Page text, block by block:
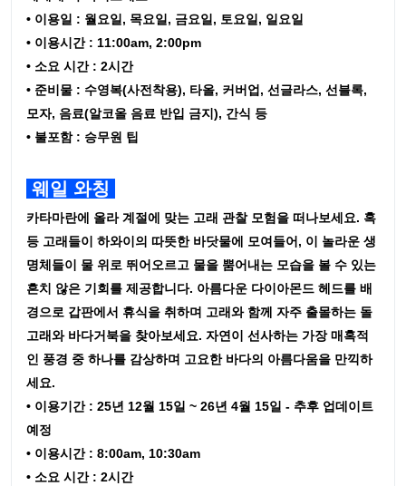
• 이용일 : 월요일, 목요일, 금요일, 토요일, 일요일
• 이용시간 : 11:00am, 2:00pm
• 소요 시간 : 2시간
• 준비물 : 수영복(사전착용), 타올, 커버업, 선글라스, 선블록,
모자, 음료(알코올 음료 반입 금지), 간식 등
• 불포함 : 승무원 팁
웨일 와칭
카타마란에 올라 계절에 맞는 고래 관찰 모험을 떠나보세요. 혹
등 고래들이 하와이의 따뜻한 바닷물에 모여들어, 이 놀라운 생
명체들이 물 위로 뛰어오르고 물을 뿜어내는 모습을 볼 수 있는
흔치 않은 기회를 제공합니다. 아름다운 다이아몬드 헤드를 배
경으로 갑판에서 휴식을 취하며 고래와 함께 자주 출몰하는 돌
고래와 바다거북을 찾아보세요. 자연이 선사하는 가장 매혹적
인 풍경 중 하나를 감상하며 고요한 바다의 아름다움을 만끽하
세요.
• 이용기간 : 25년 12월 15일 ~ 26년 4월 15일 - 추후 업데이트
예정
• 이용시간 : 8:00am, 10:30am
• 소요 시간 : 2시간